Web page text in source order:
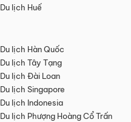
Du lịch Huế
Du lịch Hàn Quốc
Du lịch Tây Tạng
Du lịch Đài Loan
Du lịch Singapore
Du lịch Indonesia
Du lịch Phượng Hoàng Cổ Trấn